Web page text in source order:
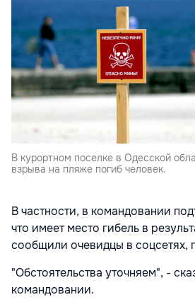
В курортном поселке в Одесской
взрыва на пляже погиб человек.
В частности, в командовании
что имеет место гибель в
сообщили очевидцы в соцсетях,
"Обстоятельства уточняем", -
командовании.